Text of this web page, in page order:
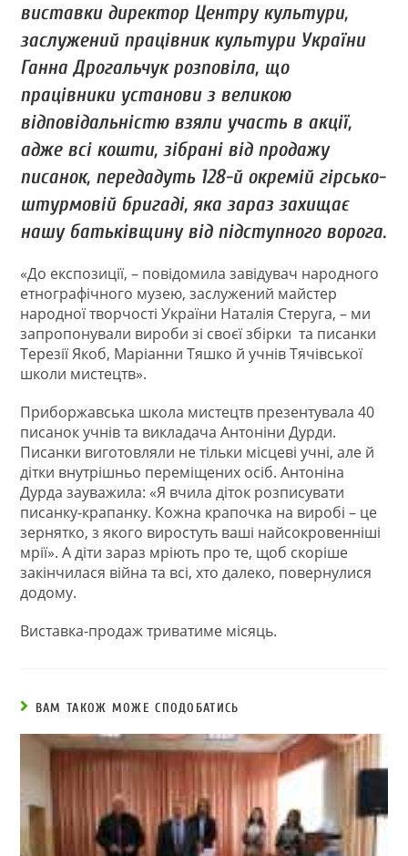
виставки директор Центру культури,
заслужений працівник культури України
Ганна Дрогальчук розповіла, що
працівники установи з великою
відповідальністю взяли участь в акції,
адже всі кошти, зібрані від продажу
писанок, передадуть 128-й окремій гірсько-
штурмовій бригаді, яка зараз захищає
нашу батьківщину від підступного ворога.
«До експозиції, – повідомила завідувач народного
етнографічного музею, заслужений майстер
народної творчості України Наталія Стеруга, – ми
запропонували вироби зі своєї збірки та писанки
Терезії Якоб, Маріанни Тяшко й учнів Тячівської
школи мистецтв».
Приборжавська школа мистецтв презентувала 40
писанок учнів та викладача Антоніни Дурди.
Писанки виготовляли не тільки місцеві учні, але й
дітки внутрішньо переміщених осіб. Антоніна
Дурда зауважила: «Я вчила діток розписувати
писанку-крапанку. Кожна крапочка на виробі – це
зернятко, з якого виростуть ваші найсокровенніші
мрії». А діти зараз мріють про те, щоб скоріше
закінчилася війна та всі, хто далеко, повернулися
додому.
Виставка-продаж триватиме місяць.
ВАМ ТАКОЖ МОЖЕ СПОДОБАТИСЬ